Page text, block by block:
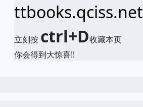
ttbooks.qciss.net
立刻按 ctrl+D收藏本页
你会得到大惊喜!!